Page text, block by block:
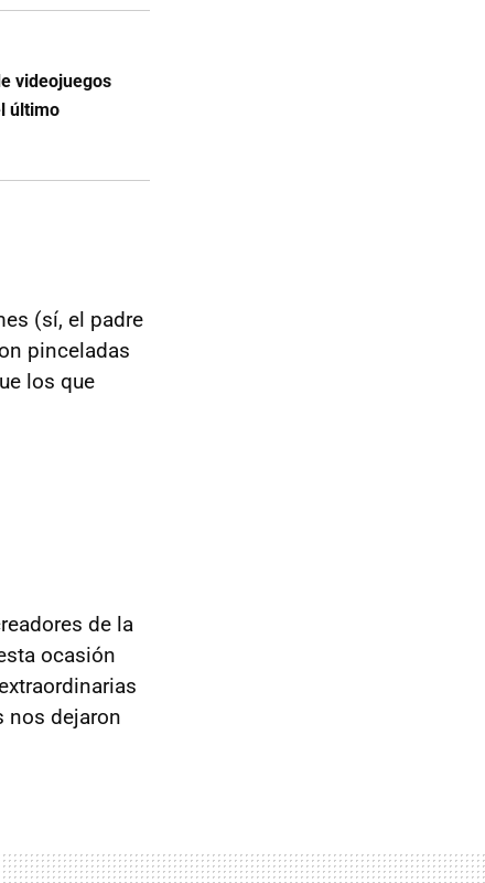
videojuegos
último
(sí, el padre
pinceladas
los que
de la
ocasión
nos dejaron